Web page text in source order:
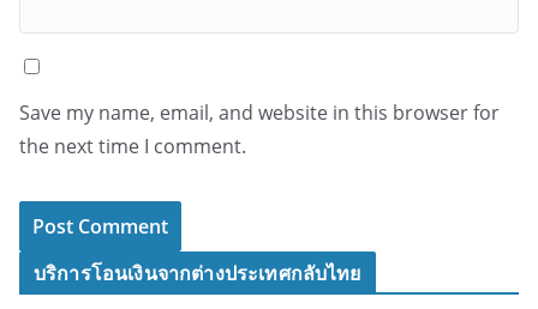
Save my name, email, and website in this browser for
the next time I comment.
บริการโอนเงินจากต่างประเทศกลับไทย